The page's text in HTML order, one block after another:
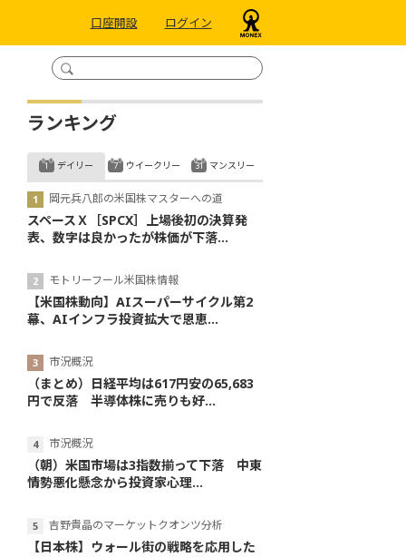
口座開設 ログイン
ランキング
デイリー
岡元兵八郎の米国株マスターへの道
スペースＸ［SPCX］上場後初の決算発
表、数字は良かったが株価が下落...
モトリーフール米国株情報
【米国株動向】AIスーパーサイクル第2
幕、AIインフラ投資拡大で恩恵...
市況概況
（まとめ）日経平均は617円安の65,683
円で反落 半導体株に売りも好...
市況概況
（朝）米国市場は3指数揃って下落 中東
情勢悪化懸念から投資家心理...
吉野貴晶のマーケットクオンツ分析
【日本株】ウォール街の戦略を応用した
ウイークリー マンスリー